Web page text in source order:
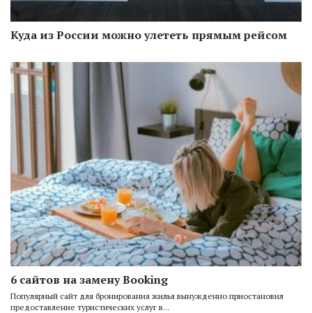
Куда из России можно улететь прямым рейсом
6 сайтов на замену Booking
Популярный сайт для бронирования жилья вынужденно приостановил
предоставление туристических услуг в...